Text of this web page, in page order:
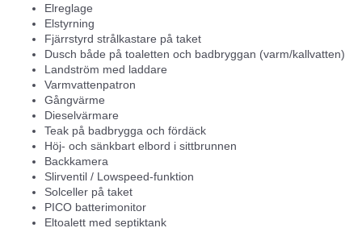
Elreglage
Elstyrning
Fjärrstyrd strålkastare på taket
Dusch både på toaletten och badbryggan (varm/kallvatten)
Landström med laddare
Varmvattenpatron
Gångvärme
Dieselvärmare
Teak på badbrygga och fördäck
Höj‑ och sänkbart elbord i sittbrunnen
Backkamera
Slirventil / Lowspeed‑funktion
Solceller på taket
PICO batterimonitor
Eltoalett med septiktank